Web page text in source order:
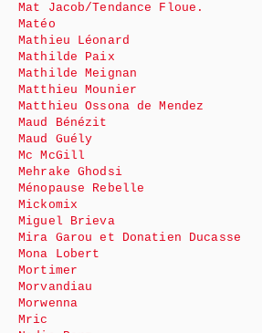
Mat Jacob/Tendance Floue.
Matéo
Mathieu Léonard
Mathilde Paix
Mathilde Meignan
Matthieu Mounier
Matthieu Ossona de Mendez
Maud Bénézit
Maud Guély
Mc McGill
Mehrake Ghodsi
Ménopause Rebelle
Mickomix
Miguel Brieva
Mira Garou et Donatien Ducasse
Mona Lobert
Mortimer
Morvandiau
Morwenna
Mric